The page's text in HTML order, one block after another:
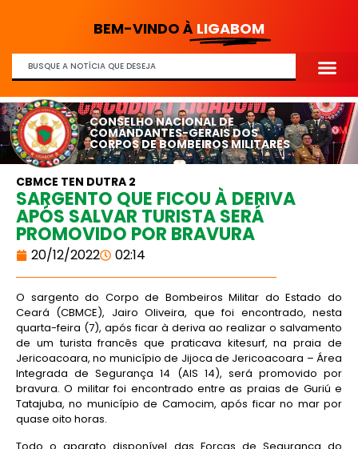
BEM-VINDO À LIGABOM
CONSELHO NACIONAL DE
COMANDANTES-GERAIS DOS
CORPOS DE BOMBEIROS MILITARES
CBMCE TEN DUTRA 2
SARGENTO QUE FICOU À DERIVA
APÓS SALVAR TURISTA SERÁ
PROMOVIDO POR BRAVURA
20/12/2022 02:14
O sargento do Corpo de Bombeiros Militar do Estado do
Ceará (CBMCE), Jairo Oliveira, que foi encontrado, nesta
quarta-feira (7), após ficar à deriva ao realizar o salvamento
de um turista francês que praticava kitesurf, na praia de
Jericoacoara, no município de Jijoca de Jericoacoara – Área
Integrada de Segurança 14 (AIS 14), será promovido por
bravura. O militar foi encontrado entre as praias de Guriú e
Tatajuba, no município de Camocim, após ficar no mar por
quase oito horas.
Todo o aparato disponível das Forças de Segurança do